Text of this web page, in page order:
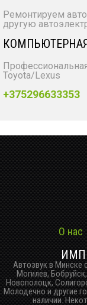
Ремонтируем
другую
Toyota/Lexus
+375296633353
О нас
Автозвук в Минске
Могилев,
Новополоцк,
Молодечно и другие
наличии.